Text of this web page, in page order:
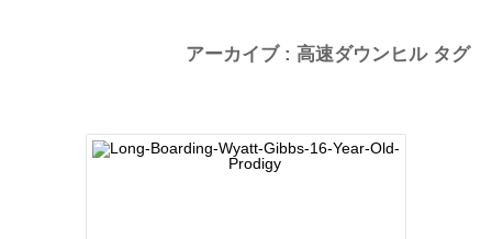
アーカイブ : 高速ダウンヒル タグ